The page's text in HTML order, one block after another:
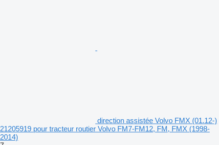
direction assistée Volvo FMX (01.12-)
21205919 pour tracteur routier Volvo FM7-FM12, FM, FMX (1998-
2014)